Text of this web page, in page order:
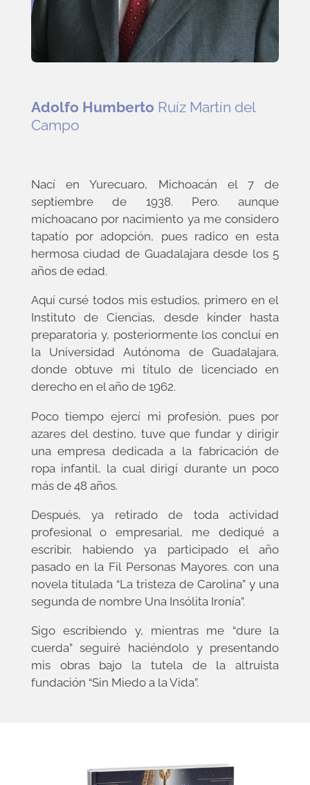
Adolfo Humberto Ruíz Martín del
Campo
Nací en Yurecuaro, Michoacán el 7 de
septiembre de 1938. Pero. aunque
michoacano por nacimiento ya me considero
tapatío por adopción, pues radico en esta
hermosa ciudad de Guadalajara desde los 5
años de edad.
Aquí cursé todos mis estudios, primero en el
Instituto de Ciencias, desde kínder hasta
preparatoria y, posteriormente los concluí en
la Universidad Autónoma de Guadalajara,
donde obtuve mi título de licenciado en
derecho en el año de 1962.
Poco tiempo ejercí mi profesión, pues por
azares del destino, tuve que fundar y dirigir
una empresa dedicada a la fabricación de
ropa infantil, la cual dirigí durante un poco
más de 48 años.
Después, ya retirado de toda actividad
profesional o empresarial, me dediqué a
escribir, habiendo ya participado el año
pasado en la Fil Personas Mayores. con una
novela titulada “La tristeza de Carolina” y una
segunda de nombre Una Insólita Ironía”.
Sigo escribiendo y, mientras me “dure la
cuerda” seguiré haciéndolo y presentando
mis obras bajo la tutela de la altruista
fundación “Sin Miedo a la Vida”.